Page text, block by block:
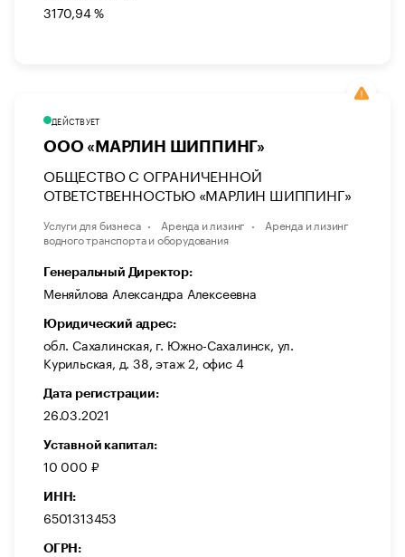
3170,94 %
ДЕЙСТВУЕТ
ООО «МАРЛИН ШИППИНГ»
ОБЩЕСТВО С ОГРАНИЧЕННОЙ
ОТВЕТСТВЕННОСТЬЮ «МАРЛИН ШИППИНГ»
Услуги для бизнеса Аренда и лизинг
Аренда и лизинг
водного транспорта и оборудования
Генеральный Директор:
Меняйлова Александра Алексеевна
Юридический адрес:
обл. Сахалинская, г. Южно-Сахалинск, ул.
Курильская, д. 38, этаж 2, офис 4
Дата регистрации:
26.03.2021
Уставной капитал:
10 000 ₽
ИНН:
6501313453
ОГРН: